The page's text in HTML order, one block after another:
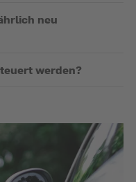
neu
werden?